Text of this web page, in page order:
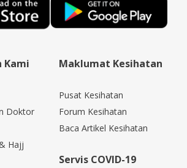
Kami
Doktor
Hajj
Maklumat Kesihatan
Pusat Kesihatan
Forum Kesihatan
Baca Artikel Kesihatan
Servis COVID-19